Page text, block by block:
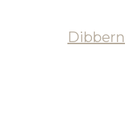
Dibbern